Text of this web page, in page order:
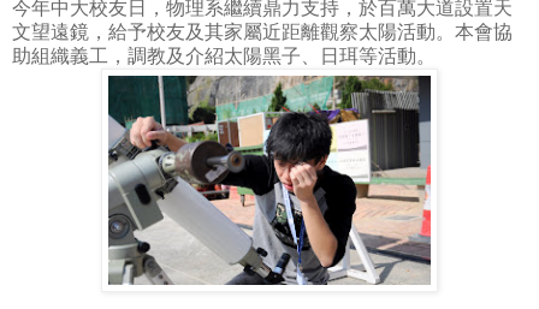
今年中大校友日，物理系繼續鼎力支持，於百萬大道設置天
文望遠鏡，給予校友及其家屬近距離觀察太陽活動。本會協
助組織義工，調教及介紹太陽黑子、日珥等活動。